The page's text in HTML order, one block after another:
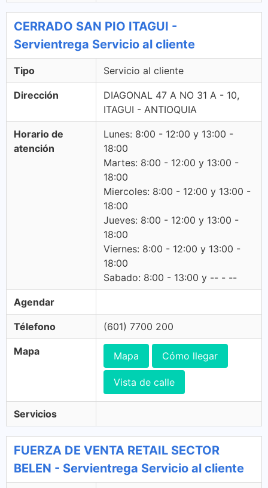
CERRADO SAN PIO ITAGUI -
Servientrega Servicio al cliente
Tipo Servicio al cliente
Dirección
DIAGONAL 47 A NO 31 A - 10,
ITAGUI - ANTIOQUIA
Horario de
atención
Lunes: 8:00 - 12:00 y 13:00 -
18:00
Martes: 8:00 - 12:00 y 13:00 -
18:00
Miercoles: 8:00 - 12:00 y 13:00 -
18:00
Jueves: 8:00 - 12:00 y 13:00 -
18:00
Viernes: 8:00 - 12:00 y 13:00 -
18:00
Sabado: 8:00 - 13:00 y -- - --
Agendar
Télefono (601) 7700 200
Mapa Mapa Cómo llegar
Vista de calle
Servicios
FUERZA DE VENTA RETAIL SECTOR
BELEN - Servientrega Servicio al cliente